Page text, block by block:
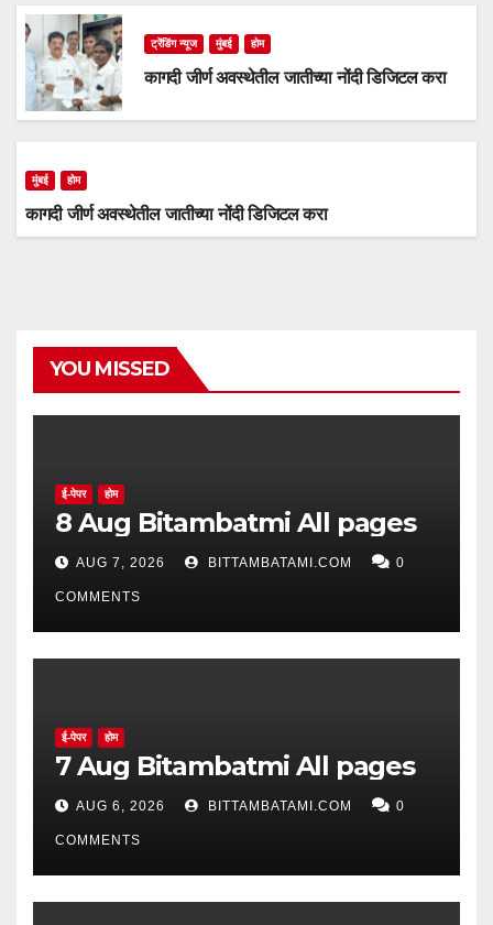
ट्रेंडिंग न्यूज मुंबई होम
कागदी जीर्ण अवस्थेतील जातीच्या नोंदी डिजिटल करा
मुंबई होम
कागदी जीर्ण अवस्थेतील जातीच्या नोंदी डिजिटल करा
YOU MISSED
ई-पेपर होम
8 Aug Bitambatmi All pages
AUG 7, 2026 BITTAMBATAMI.COM 0
COMMENTS
ई-पेपर होम
7 Aug Bitambatmi All pages
AUG 6, 2026 BITTAMBATAMI.COM 0
COMMENTS